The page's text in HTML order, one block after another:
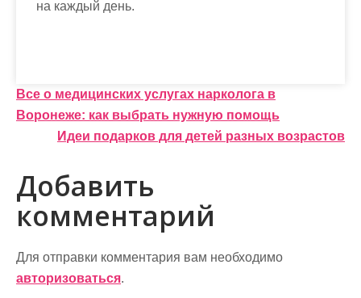
на каждый день.
Н
а
и
г
а
ц
Все о медицинских услугах нарколога в
Воронеже: как выбрать нужную помощь
Идеи подарков для детей разных возрастов
Добавить
комментарий
Для отправки комментария вам необходимо
авторизоваться.